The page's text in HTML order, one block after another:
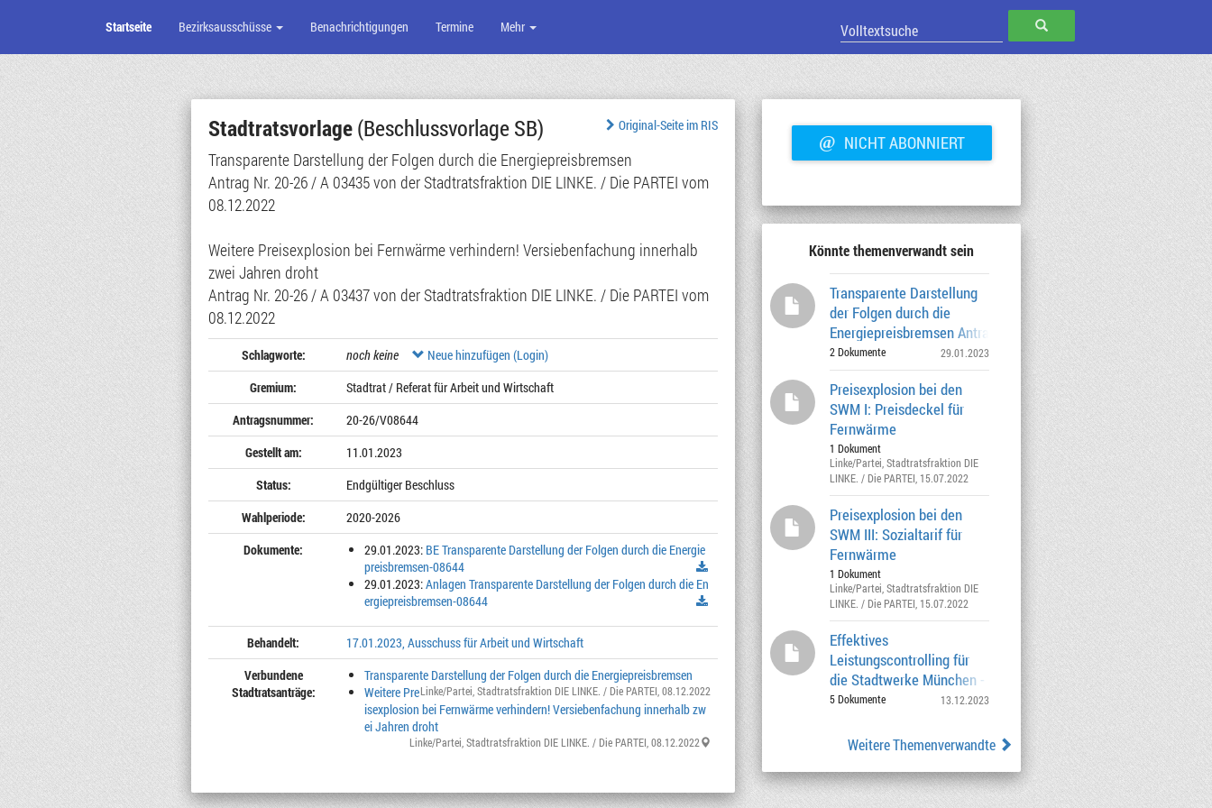
Zum
Seiteninhalt
SUCHEN
Startseite Bezirksausschüsse Benachrichtigungen Termine Mehr
Original-Seite im RIS
Stadtratsvorlage(Beschlussvorlage SB)
Transparente Darstellung der Folgen durch die Energiepreisbremsen
Antrag Nr. 20-26 / A 03435 von der Stadtratsfraktion DIE LINKE. / Die PARTEI vom
08.12.2022
Weitere Preisexplosion bei Fernwärme verhindern! Versiebenfachung innerhalb
zwei Jahren droht
Antrag Nr. 20-26 / A 03437 von der Stadtratsfraktion DIE LINKE. / Die PARTEI vom
08.12.2022
Schlagworte: noch keine
Neue hinzufügen (Login)
Gremium:
Stadtrat / Referat für Arbeit und Wirtschaft
Antragsnummer:
20-26/V08644
Gestellt am:
11.01.2023
Status:
Endgültiger Beschluss
Wahlperiode:
2020-2026
Dokumente:
29.01.2023: BE Transparente Darstellung der Folgen durch die Energie
preisbremsen-08644
29.01.2023:Anlagen Transparente Darstellung der Folgen durch die En
ergiepreisbremsen-08644
Behandelt:
17.01.2023, Ausschuss für Arbeit und Wirtschaft
Verbundene
Stadtratsanträge:
Transparente Darstellung der Folgen durch die Energiepreisbremsen
Linke/Partei Stadtratsfraktion DIE LINKE. / Die PARTEI , 08.12.2022
Weitere Pre
isexplosion bei Fernwärme verhindern! Versiebenfachung innerhalb zw
ei Jahren droht
Linke/Partei Stadtratsfraktion DIE LINKE. / Die PARTEI , 08.12.2022
@ NICHT ABONNIERT
Könnte themenverwandt sein
Transparente Darstellung
der Folgen durch die
Energiepreisbremsen Antrag Nr. 20-26 / A
03435 von
2 Dokumente 29.01.2023
Preisexplosion bei den
SWM I: Preisdeckel für
Fernwärme
1 Dokument
Linke/Partei ,Stadtratsfraktion DIE
LINKE. / Die PARTEI , 15.07.2022
Preisexplosion bei den
SWM III: Sozialtarif für
Fernwärme
1 Dokument
Linke/Partei ,Stadtratsfraktion DIE
LINKE. / Die PARTEI , 15.07.2022
Effektives
Leistungscontrolling für
die Stadtwerke München -
Halbjahresbericht I. Halbjahr 2023 –
5 Dokumente 13.12.2023
Weitere Themenverwandte